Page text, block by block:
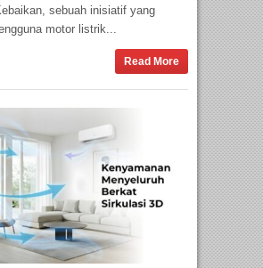
sebuah inisiatif yang
motor listrik...
Read More